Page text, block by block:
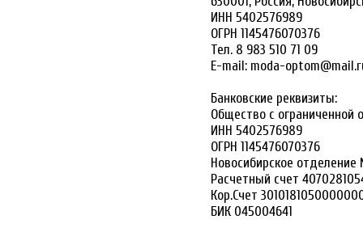
ИНН 5402576989
ОГРН 1145476070376
Тел. 8 983 510 71 09
E-mail: moda-
Банковские реквизиты:
Общество с ограниченной
ИНН 5402576989
ОГРН 1145476070376
Новосибирское
Расчетный счет
Кор.Счет
БИК 045004641